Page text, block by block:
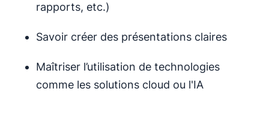
rapports, etc.)
Savoir créer des présentations claires
Maîtriser l’utilisation de technologies
comme les solutions cloud ou l'IA